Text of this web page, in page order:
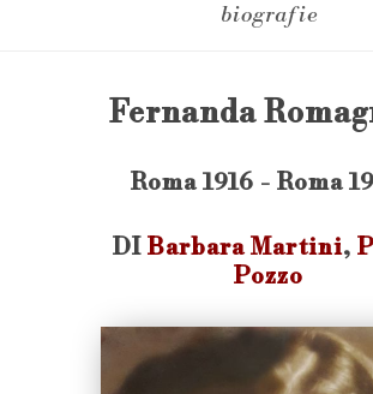
biografie
Fernanda
Roma 1916 - Roma
DI Barbara Martini,
Pozzo